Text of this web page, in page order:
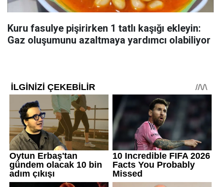
Kuru fasulye pişirirken 1 tatlı kaşığı ekleyin:
Gaz oluşumunu azaltmaya yardımcı olabiliyor